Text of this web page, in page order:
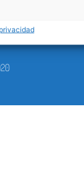
(Navarra)